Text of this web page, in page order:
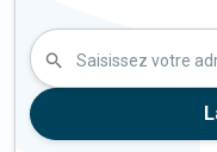
Saisissez votre